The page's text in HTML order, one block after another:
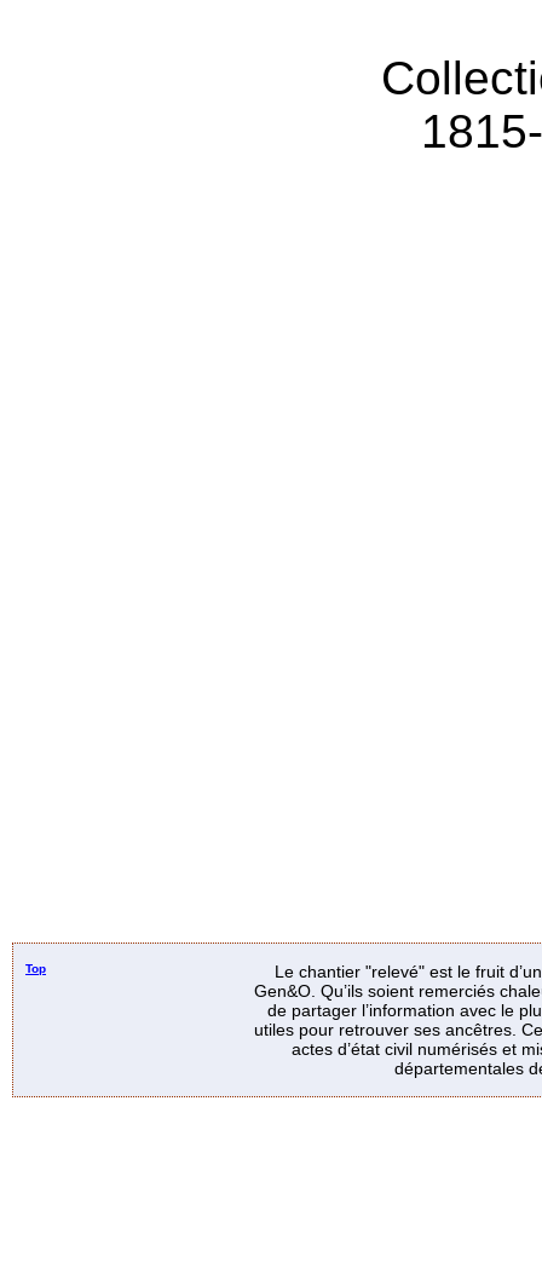
Top
Le chantier "relevé" est le fruit
Gen&O. Qu’ils soient remerciés
de partager l’information avec le
utiles pour retrouver ses ancêtres.
actes d’état civil numérisés et
départementales